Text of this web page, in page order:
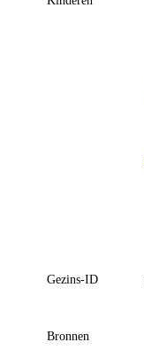
Gezins-ID
Bronnen